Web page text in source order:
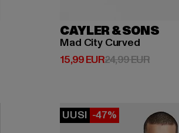
CAYLER & SONS
Mad City Curved
15,99 EUR
Ajankohtainen hinta: 15,99
24,99 EUR
UUSI -47%